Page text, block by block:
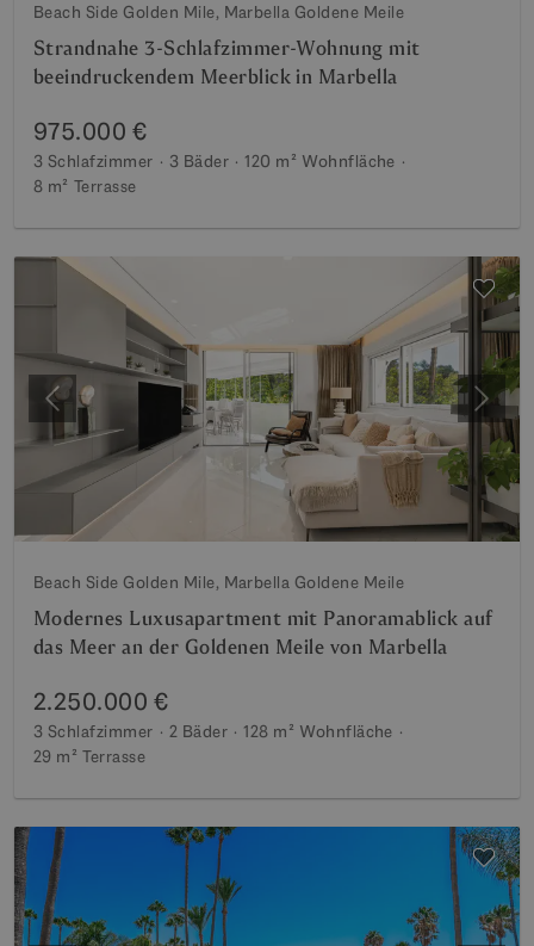
Beach Side Golden Mile, Marbella Goldene Meile
Strandnahe 3-Schlafzimmer-Wohnung mit
beeindruckendem Meerblick in Marbella
975.000 €
3 Schlafzimmer 3 Bäder 120 m² Wohnfläche
8 m² Terrasse
Vorherige
Beach Side Golden Mile, Marbella Goldene Meile
Modernes Luxusapartment mit Panoramablick auf
das Meer an der Goldenen Meile von Marbella
2.250.000 €
3 Schlafzimmer 2 Bäder 128 m² Wohnfläche
29 m² Terrasse